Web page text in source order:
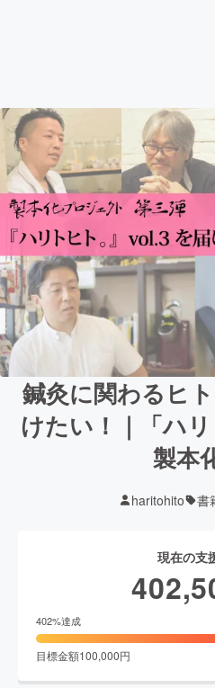
鍼灸に関わるヒ
けたい！｜「ハ
製本
haritohito 書
現在の支
402%達成
目標金額100,000円